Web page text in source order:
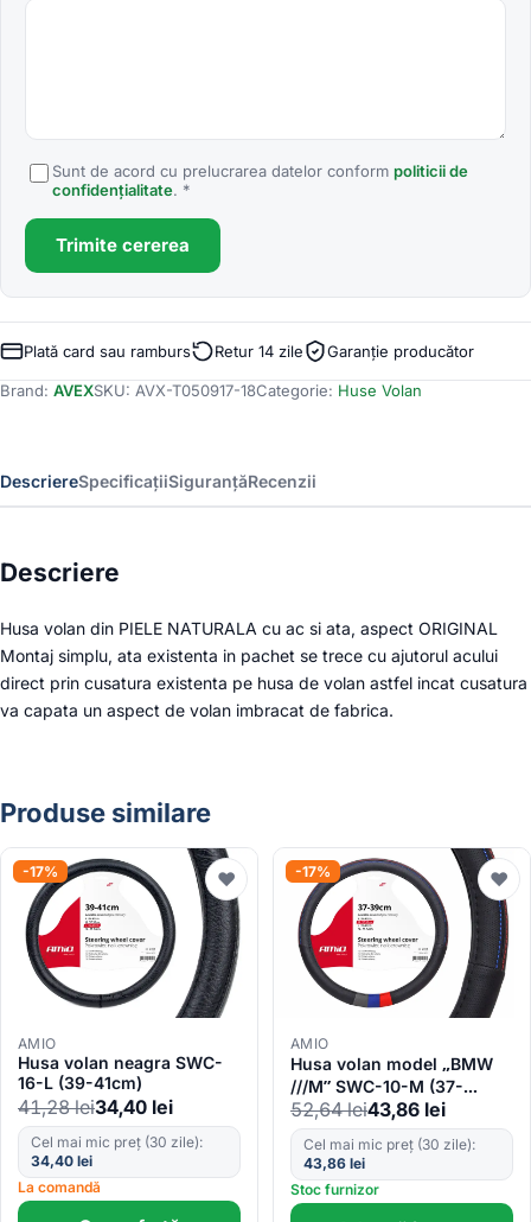
Sunt de acord cu prelucrarea datelor conform politicii de
confidențialitate. *
Trimite cererea
Plată card sau ramburs Retur 14 zile Garanție producător
Brand: AVEXSKU: AVX-T050917-18Categorie: Huse Volan
DescriereSpecificațiiSiguranțăRecenzii
Descriere
Husa volan din PIELE NATURALA cu ac si ata, aspect ORIGINAL
Montaj simplu, ata existenta in pachet se trece cu ajutorul acului
direct prin cusatura existenta pe husa de volan astfel incat cusatura
va capata un aspect de volan imbracat de fabrica.
Produse similare
-17% ♥
AMIO
Husa volan neagra SWC-
16-L (39-41cm)
41,28lei34,40 lei
Cel mai mic preț (30 zile):
34,40 lei
La comandă
-17% ♥
AMIO
Husa volan model „BMW
///M” SWC-10-M (37-
39cm)
52,64lei43,86 lei
Cel mai mic preț (30 zile):
43,86 lei
Stoc furnizor